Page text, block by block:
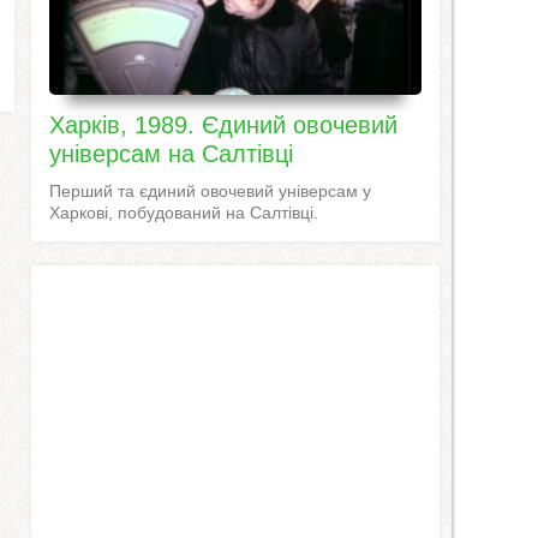
Харків, 1989. Єдиний овочевий
універсам на Салтівці
Перший та єдиний овочевий універсам у
Харкові, побудований на Салтівці.